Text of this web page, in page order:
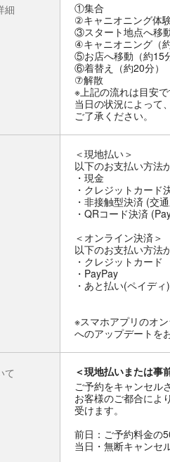
細
①集合
②キャニオニング体
③スタート地点へ移
④キャニオニング（
⑤お店へ移動（約15
⑥着替え（約20分）
⑦解散
※上記の流れは目安で
当日の状況によって
ご了承ください。
＜現地払い＞
以下のお支払い方法
・現金
・クレジットカード
・非接触型決済 (交
・QRコード決済
＜オンライン決済＞
以下のお支払い方法
・クレジットカード
・PayPay
・あと払い(ペイディ)
※スマホアプリのオ
へのアップデートを
て
＜現地払いまたは事
ご予約をキャンセル
お客様のご都合によ
受けます。
前日：ご予約料金の
当日・無断キャンセ